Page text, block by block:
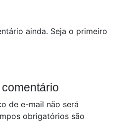
ainda. Seja o primeiro
de e-mail não será
obrigatórios são